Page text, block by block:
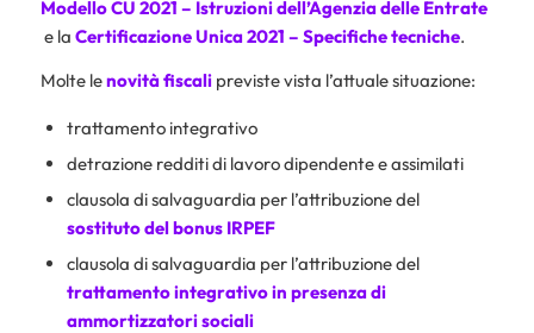
Modello CU 2021 – Istruzioni dell’Agenzia delle Entrate
e la Certificazione Unica 2021 – Specifiche tecniche.
Molte lenovità fiscalipreviste vista l’attuale situazione:
trattamento integrativo
detrazione redditi di lavoro dipendente e assimilati
clausola di salvaguardia per l’attribuzione del
sostituto del bonus IRPEF
clausola di salvaguardia per l’attribuzione del
trattamento integrativo in presenza di
ammortizzatori sociali